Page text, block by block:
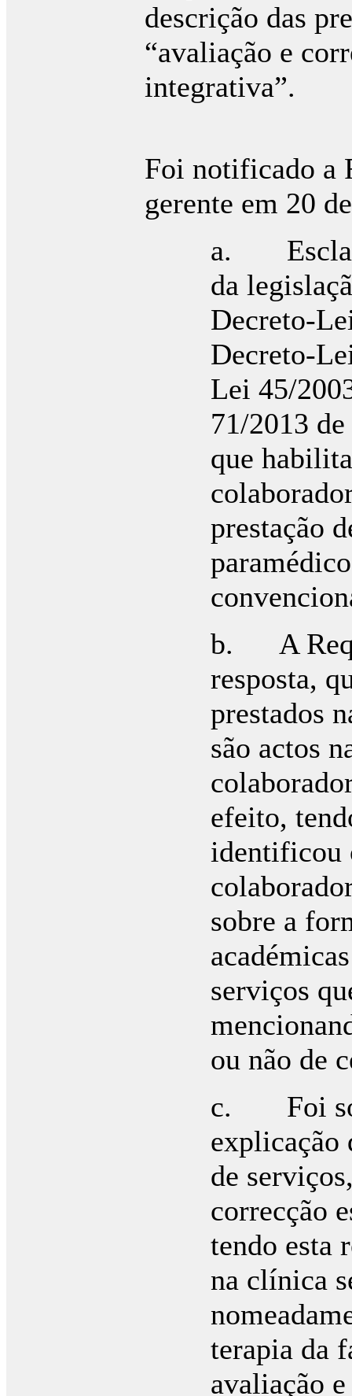
descrição das
“avaliação e
integrativa”.
Foi notificado a
gerente em 20
a.
da
Decreto-
Decreto-
Lei 45/
71/2013
que
prestação
b. A
resposta,
prestados
são actos
efeito,
identificou
sobre a
serviços
ou não de
c. Foi
explicação
de
correcção
tendo esta
na clínica
terapia da
avaliação